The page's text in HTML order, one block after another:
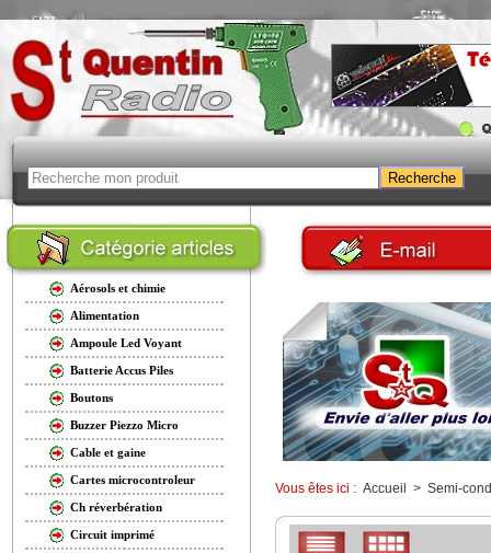
Aérosols et chimie
Alimentation
Ampoule Led Voyant
Batterie Accus Piles
Boutons
Buzzer Piezzo Micro
Cable et gaine
Cartes microcontroleur
Ch réverbération
Circuit imprimé
Vous êtes ici : Accueil > Semi-